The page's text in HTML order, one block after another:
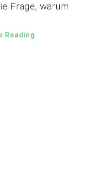
Frage, warum
Reading